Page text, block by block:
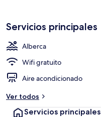
Servicios principales
Alberca
Wifi gratuito
Aire acondicionado
Ver todos
Servicios principales